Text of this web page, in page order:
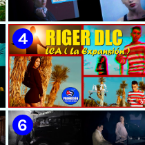
🟡 F-CUBA - ¨Solita¨ -
Videoclip - Director: Asiel
Babastro